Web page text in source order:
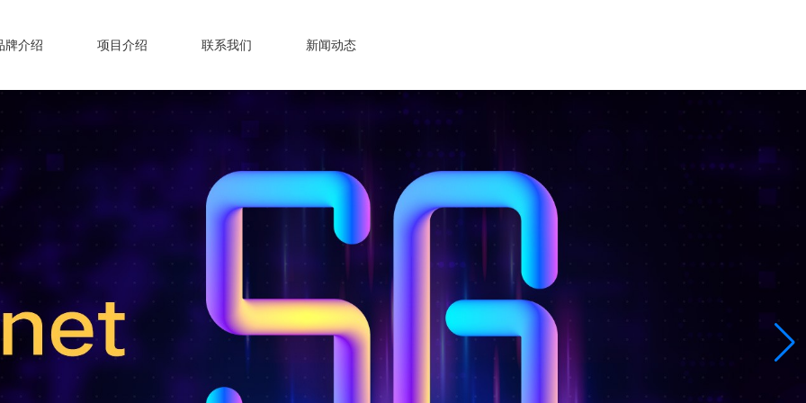
牌介绍 项目介绍 联系我们 新闻动态